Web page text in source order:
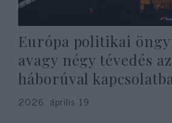
Európa politikai
avagy négy tévedés
háborúval
2026. április 19.